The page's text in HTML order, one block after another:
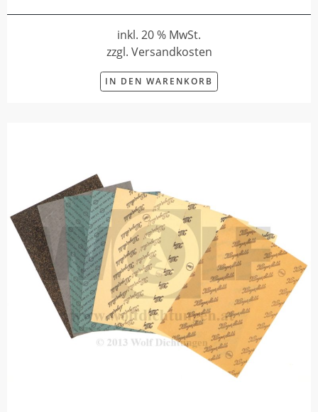
inkl. 20 % MwSt.
zzgl. Versandkosten
IN DEN WARENKORB